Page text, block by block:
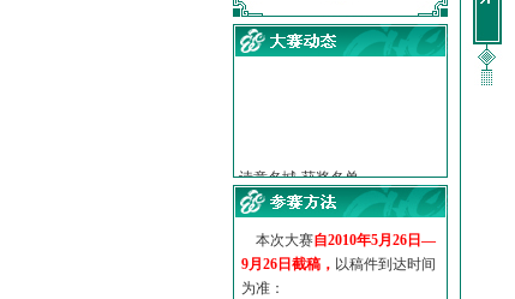
·诗意名城·地铁时间
地铁完美呈现【诗意·名城...
参赛作品多达5000多首
“诗意·名城”晒诗会
特别通知--致广大诗词爱好...
本次大赛自2010年5月26日—
9月26日截稿， 以稿件到达时间
为准：